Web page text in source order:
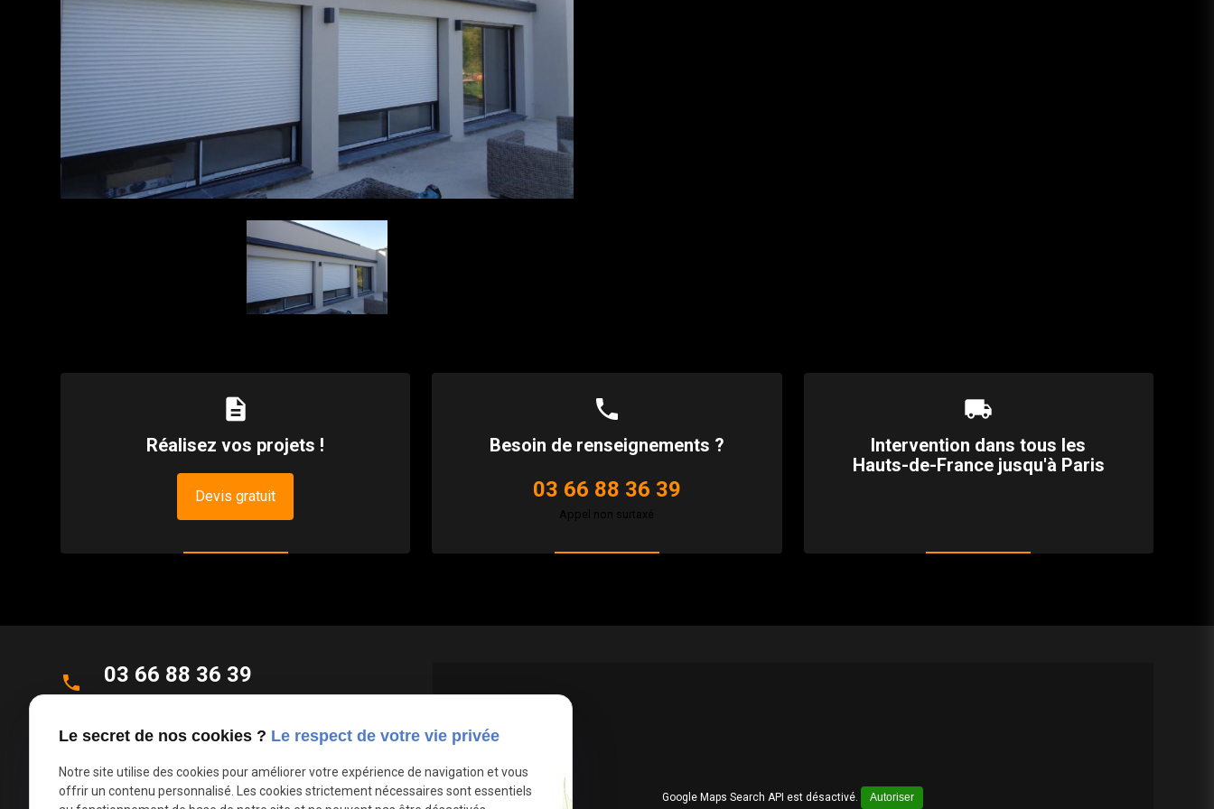
description
Réalisez vos projets !
Devis gratuit
phone
Besoin de renseignements ?
03 66 88 36 39
Appel non surtaxé
local_shipping
Intervention dans tous les
Hauts-de-France jusqu'à Paris
phone 03 66 88 36 39
Appel non surtaxé
place
Allée des Roseaux
59270 Bailleul
Google Maps Search API est désactivé. Autoriser
Le secret de nos cookies ? Le respect de votre vie privée
Notre site utilise des cookies pour améliorer votre expérience de navigation et vous
offrir un contenu personnalisé. Les cookies strictement nécessaires sont essentiels